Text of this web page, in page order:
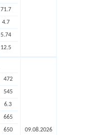
71.7
4.7
5.74
12.5
472
545
6.3
665
650 09.08.2026